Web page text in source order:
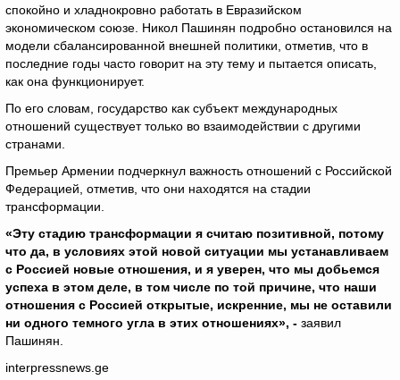
спокойно и хладнокровно работать в Евразийском
экономическом союзе. Никол Пашинян подробно остановился на
модели сбалансированной внешней политики, отметив, что в
последние годы часто говорит на эту тему и пытается описать,
как она функционирует.
По его словам, государство как субъект международных
отношений существует только во взаимодействии с другими
странами.
Премьер Армении подчеркнул важность отношений с Российской
Федерацией, отметив, что они находятся на стадии
трансформации.
«Эту стадию трансформации я считаю позитивной, потому
что да, в условиях этой новой ситуации мы устанавливаем
с Россией новые отношения, и я уверен, что мы добьемся
успеха в этом деле, в том числе по той причине, что наши
отношения с Россией открытые, искренние, мы не оставили
ни одного темного угла в этих отношениях», - заявил
Пашинян.
interpressnews.ge